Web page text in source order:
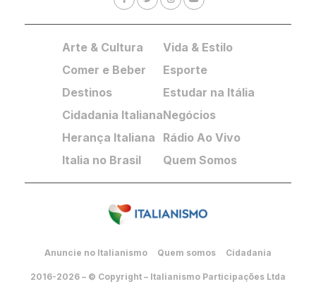
Arte & Cultura
Comer e Beber
Destinos
Cidadania Italiana
Herança Italiana
Italia no Brasil
Vida & Estilo
Esporte
Estudar na Itália
Negócios
Rádio Ao Vivo
Quem Somos
Anuncie no Italianismo Quem somos Cidadania
2016-2026 – © Copyright – Italianismo Participações Ltda